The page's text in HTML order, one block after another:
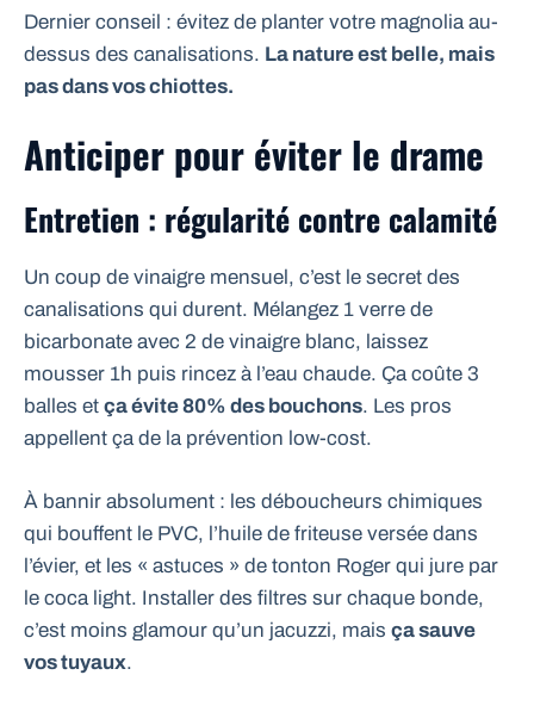
Dernier conseil : évitez de planter votre magnolia au-
dessus des canalisations. La nature est belle, mais
pas dans vos chiottes.
Anticiper pour éviter le drame
Entretien : régularité contre calamité
Un coup de vinaigre mensuel, c’est le secret des
canalisations qui durent. Mélangez 1 verre de
bicarbonate avec 2 de vinaigre blanc, laissez
mousser 1h puis rincez à l’eau chaude. Ça coûte 3
balles et ça évite 80% des bouchons. Les pros
appellent ça de la prévention low-cost.
À bannir absolument : les déboucheurs chimiques
qui bouffent le PVC, l’huile de friteuse versée dans
l’évier, et les « astuces » de tonton Roger qui jure par
le coca light. Installer des filtres sur chaque bonde,
c’est moins glamour qu’un jacuzzi, mais ça sauve
vos tuyaux.